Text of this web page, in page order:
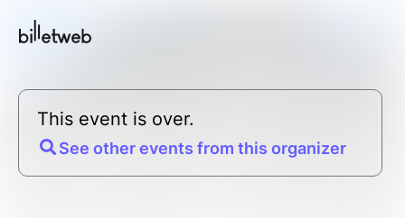
This event is over.
See other events from this organizer